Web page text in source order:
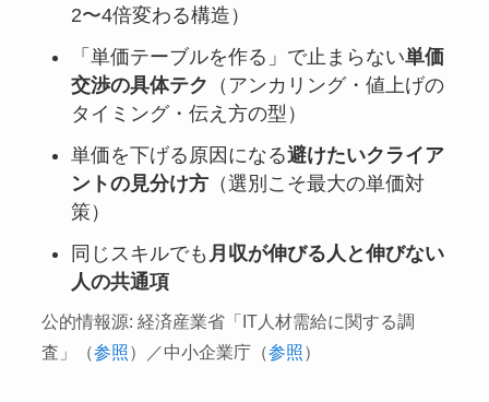
2〜4倍変わる構造）
「単価テーブルを作る」で止まらない単価
交渉の具体テク （アンカリング・値上げの
タイミング・伝え方の型）
単価を下げる原因になる避けたいクライア
ントの見分け方（選別こそ最大の単価対
策）
同じスキルでも 月収が伸びる人と伸びない
人の共通項
公的情報源: 経済産業省「IT人材需給に関する調
査」（参照）／中小企業庁（参照）